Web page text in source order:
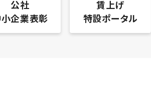
公社
企業表彰
賃上げ
特設ポータル